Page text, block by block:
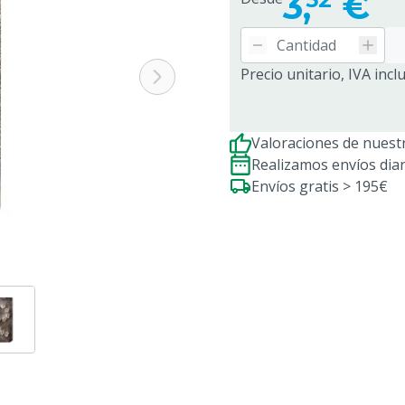
Precio unitario, IVA
Valoraciones de
Realizamos envíos
Envíos gratis > 195€